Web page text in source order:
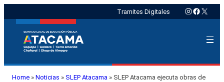
Tramites Digitales Instagram
X
Home » Noticias » SLEP Atacama » SLEP Atacama ejecuta obras de